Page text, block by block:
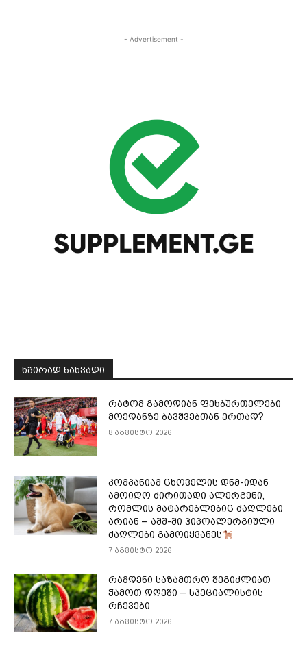
- Advertisement -
ᲮᲨᲘᲠᲐᲓ ᲜᲐᲮᲕᲐᲓᲘ
რატომ გამოდიან ფეხბურთელები
მოედანზე ბავშვებთან ერთად?
8 აგვისტო 2026
კომპანიამ ცხოველის დნმ-იდან
ამოიღო ძირითადი ალერგენი,
რომლის მატარებლებიც ძაღლები
არიან – აშშ-ში ჰიპოალერგიული
ძაღლები გამოიყვანეს
7 აგვისტო 2026
რამდენი საზამთრო შეგიძლიათ
ჭამოთ დღეში – სპეციალისტის
რჩევები
7 აგვისტო 2026